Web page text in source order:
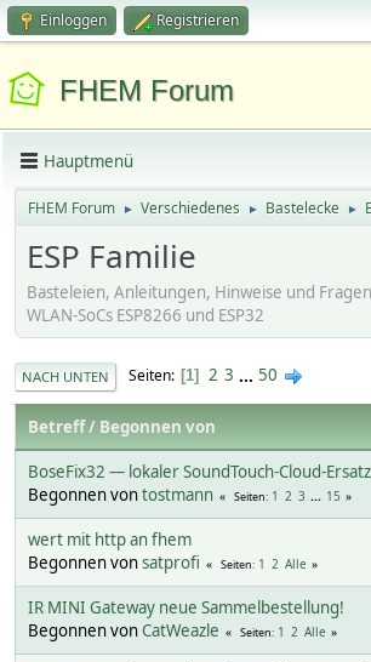
Einloggen Registrieren
FHEM Forum
Hauptmenü
FHEM Forum ► Verschiedenes ► Bastelecke ►
ESP Familie
Basteleien, Anleitungen, Hinweise und
WLAN-SoCs ESP8266 und ESP32
NACH UNTEN Seiten 1 2 3 ... 50
Betreff/ Begonnen von
BoseFix32 — lokaler SoundTouch-Cloud-
Begonnen vontostmann Seiten 1 2 3 ... 15
wert mit http an fhem
Begonnen vonsatprofi Seiten 1 2 Alle
IR MINI Gateway neue Sammelbestellung!
Begonnen vonCatWeazle Seiten 1 2 Alle